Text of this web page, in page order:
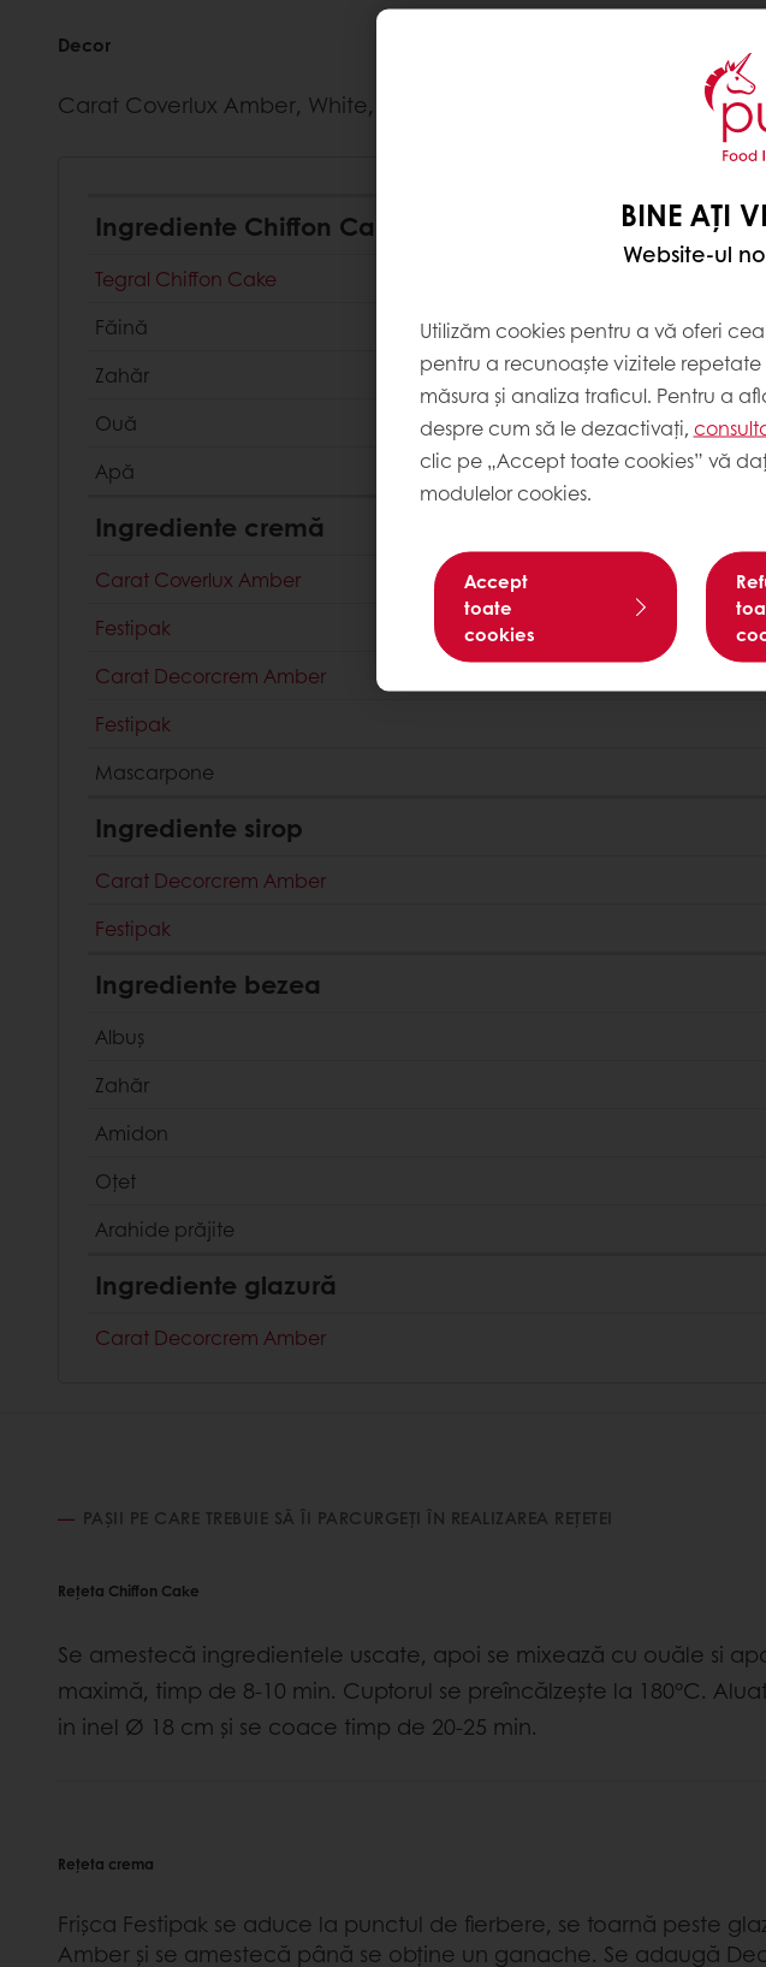
Decor
Carat Coverlux Amber, White, Dark
Ingrediente Chiffon Cake
Tegral Chiffon Cake
Făină
Zahăr
Ouă
Apă
Ingrediente cremă
Carat Coverlux Amber
Festipak
Carat Decorcrem Amber
Festipak
Mascarpone
Ingrediente sirop
Carat Decorcrem Amber
Festipak
Ingrediente bezea
Albuș
Zahăr
Amidon
Oțet
Arahide prăjite
Ingrediente glazură
Carat Decorcrem Amber
PAȘII PE CARE TREBUIE SĂ ÎI PARCURGEȚI ÎN REALIZAREA REȚETEI
Rețeta Chiffon Cake
Se amestecă ingredientele uscate, apoi se mixează cu ouăle si
maximă, timp de 8-10 min. Cuptorul se preîncălzește la 180°C.
in inel Ø 18 cm și se coace timp de 20-25 min.
Rețeta crema
Frișca Festipak se aduce la punctul de fierbere, se toarnă peste
Amber și se amestecă până se obține un ganache. Se adaugă
BINE AȚI
Website-ul
Utilizăm cookies pentru a vă oferi
pentru a recunoaște vizitele
măsura și analiza traficul. Pentru a
despre cum să le dezactivați,
clic pe „Accept toate cookies” vă
modulelor cookies.
Accept
toate
cookies